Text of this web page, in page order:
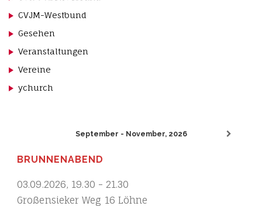
CVJM-Westbund
Gesehen
Veranstaltungen
Vereine
ychurch
September - November, 2026
BRUNNENABEND
03.09.2026, 19.30 -21.30
Großensieker Weg 16 Löhne